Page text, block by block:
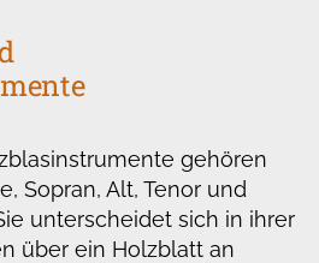
gehören
Sopran, Alt, Tenor und
unterscheidet sich in ihrer
über ein Holzblatt an